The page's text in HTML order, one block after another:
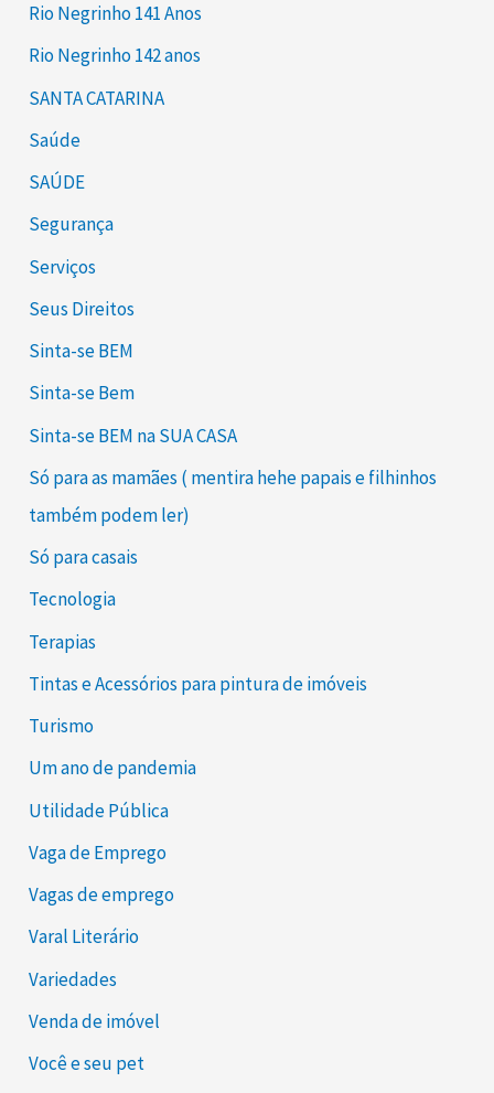
Rio Negrinho 141 Anos
Rio Negrinho 142 anos
SANTA CATARINA
Saúde
SAÚDE
Segurança
Serviços
Seus Direitos
Sinta-se BEM
Sinta-se Bem
Sinta-se BEM na SUA CASA
Só para as mamães ( mentira hehe papais e filhinhos
também podem ler)
Só para casais
Tecnologia
Terapias
Tintas e Acessórios para pintura de imóveis
Turismo
Um ano de pandemia
Utilidade Pública
Vaga de Emprego
Vagas de emprego
Varal Literário
Variedades
Venda de imóvel
Você e seu pet